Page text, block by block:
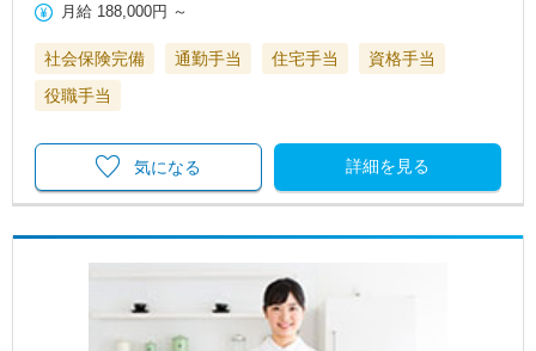
月給 188,000円 ～
社会保険完備 通勤手当 住宅手当
資格手当
役職手当
詳細を見る
気になる